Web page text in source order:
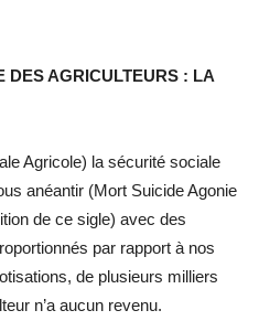
DES AGRICULTEURS : LA
Agricole) la sécurité sociale
anéantir (Mort Suicide Agonie
de ce sigle) avec des
par rapport à nos
de plusieurs milliers
n’a aucun revenu.